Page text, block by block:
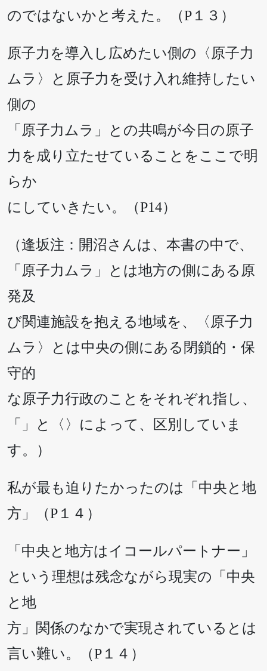
のではないかと考えた。（P１３）
原子力を導入し広めたい側の〈原子力
ムラ〉と原子力を受け入れ維持したい
側の
「原子力ムラ」との共鳴が今日の原子
力を成り立たせていることをここで明
らか
にしていきたい。（P14）
（逢坂注：開沼さんは、本書の中で、
「原子力ムラ」とは地方の側にある原
発及
び関連施設を抱える地域を、〈原子力
ムラ〉とは中央の側にある閉鎖的・保
守的
な原子力行政のことをそれぞれ指し、
「」と〈〉によって、区別していま
す。）
私が最も迫りたかったのは「中央と地
方」（P１４）
「中央と地方はイコールパートナー」
という理想は残念ながら現実の「中央
と地
方」関係のなかで実現されているとは
言い難い。（P１４）